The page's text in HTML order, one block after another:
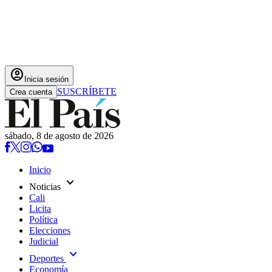
account_circle Inicia sesión
Crea cuenta SUSCRÍBETE
sábado, 8 de agosto de 2026
Inicio
Noticias expand_more
Cali
Licita
Política
Elecciones
Judicial
Deportes expand_more
Economía